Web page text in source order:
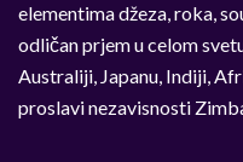
elementima džeza, roka,
odličan prjem u celom
Australiji, Japanu, Indiji,
proslavi nezavisnosti